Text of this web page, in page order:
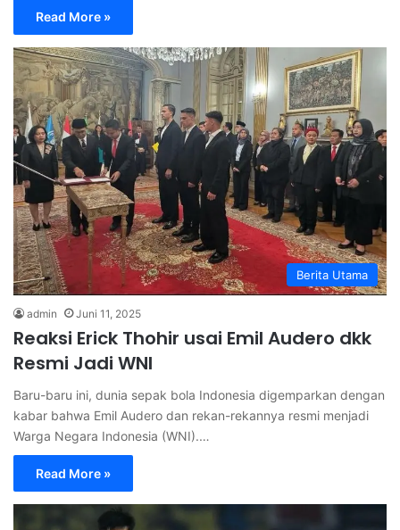
Read More »
Berita Utama
admin Juni 11, 2025
Reaksi Erick Thohir usai Emil Audero dkk
Resmi Jadi WNI
Baru-baru ini, dunia sepak bola Indonesia digemparkan dengan
kabar bahwa Emil Audero dan rekan-rekannya resmi menjadi
Warga Negara Indonesia (WNI).…
Read More »